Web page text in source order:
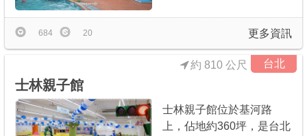
更多資訊
684 20
台北
士林親子館
約 810 公尺
士林親子館位於基河路
上，佔地約360坪，是台北